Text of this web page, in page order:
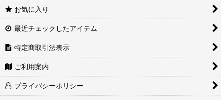
お気に入り
最近チェックしたアイテム
特定商取引法表示
ご利用案内
プライバシーポリシー